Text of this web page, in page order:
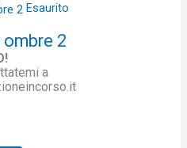
Esaurito
2
a